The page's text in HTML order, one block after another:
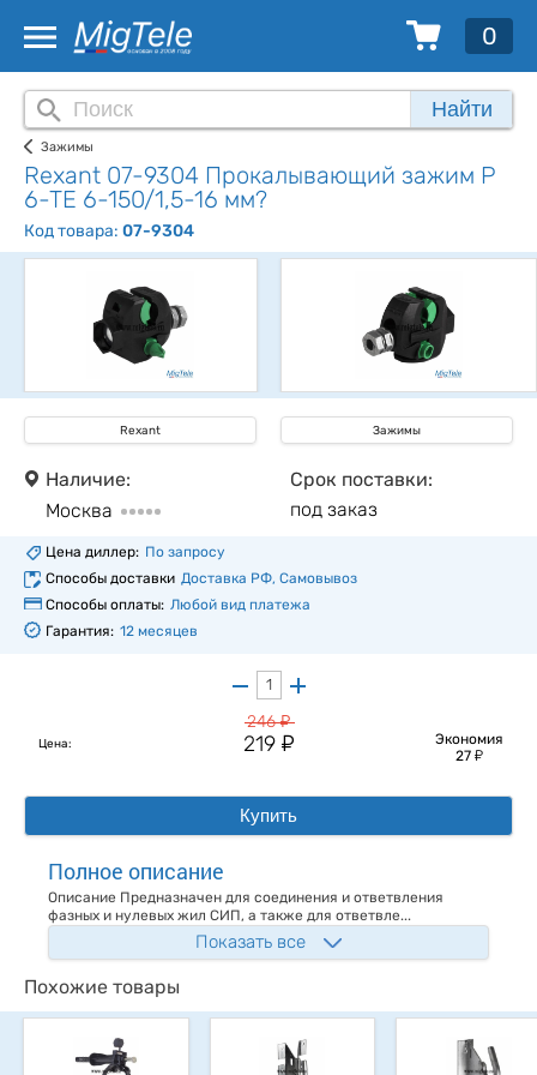
0
Найти
Зажимы
Rexant 07-9304 Прокалывающий зажим P
6-TE 6-150/1,5-16 мм?
Код товара: 07-9304
Rexant Зажимы
Наличие:
Москва
Срок поставки:
под заказ
Цена диллер: По запросу
Способы доставки Доставка РФ, Самовывоз
Способы оплаты: Любой вид платежа
Гарантия: 12 месяцев
Цена:
246у
219 у
Экономия
27 у
Купить
Полное описание
Описание Предназначен для соединения и ответвления
фазных и нулевых жил СИП, а также для ответвле...
Показать все
Похожие товары